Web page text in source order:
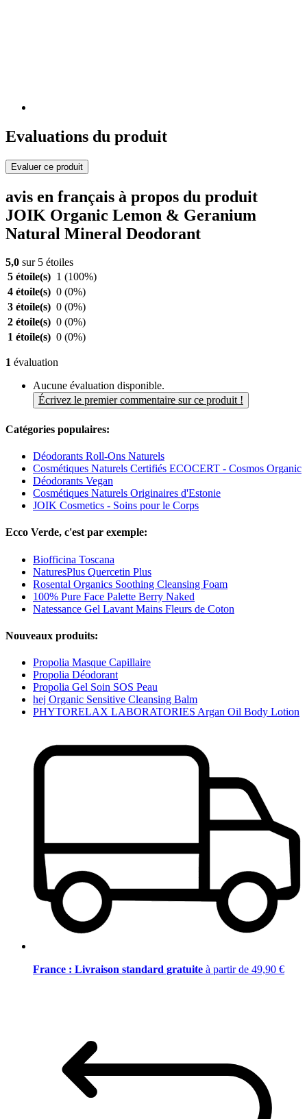
Evaluations du produit
Evaluer ce produit
avis en français à propos du produit
JOIK Organic Lemon & Geranium
Natural Mineral Deodorant
5,0 sur 5 étoiles
5 étoile(s) 1 (100%)
4 étoile(s) 0 (0%)
3 étoile(s) 0 (0%)
2 étoile(s) 0 (0%)
1 étoile(s) 0 (0%)
1 évaluation
Aucune évaluation disponible.
Écrivez le premier commentaire sur ce produit !
Catégories populaires:
Déodorants Roll-Ons Naturels
Cosmétiques Naturels Certifiés ECOCERT - Cosmos Organic
Déodorants Vegan
Cosmétiques Naturels Originaires d'Estonie
JOIK Cosmetics - Soins pour le Corps
Ecco Verde, c'est par exemple:
Biofficina Toscana
NaturesPlus Quercetin Plus
Rosental Organics Soothing Cleansing Foam
100% Pure Face Palette Berry Naked
Natessance Gel Lavant Mains Fleurs de Coton
Nouveaux produits:
Propolia Masque Capillaire
Propolia Déodorant
Propolia Gel Soin SOS Peau
hej Organic Sensitive Cleansing Balm
PHYTORELAX LABORATORIES Argan Oil Body Lotion
France : Livraison standard gratuite à partir de 49,90 €